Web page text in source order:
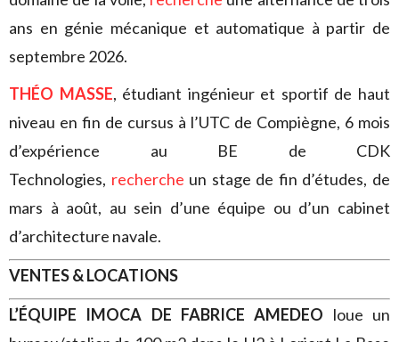
ans en génie mécanique et automatique à partir de
septembre 2026.
THÉO MASSE, étudiant ingénieur et sportif de haut
niveau en fin de cursus à l’UTC de Compiègne, 6 mois
d’expérience au BE de CDK
Technologies, recherche un stage de fin d’études, de
mars à août, au sein d’une équipe ou d’un cabinet
d’architecture navale.
VENTES & LOCATIONS
L’ÉQUIPE IMOCA DE FABRICE AMEDEO loue un